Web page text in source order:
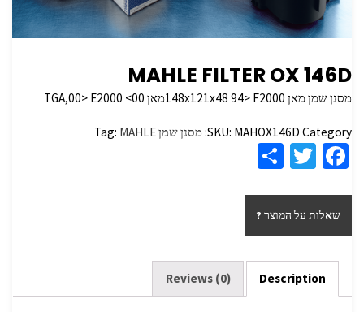
MAHLE FILTER OX 146D
מסנן שמן מאן 148x121x48 94> F2000מאן TGA,00> E2000 <00
SKU: MAHOX146D Category: מסנן שמן Tag: MAHLE
Fa
b
o
o
k
T
tt
er
ar
e
שאלות על המוצר ?
Description
Reviews (0)